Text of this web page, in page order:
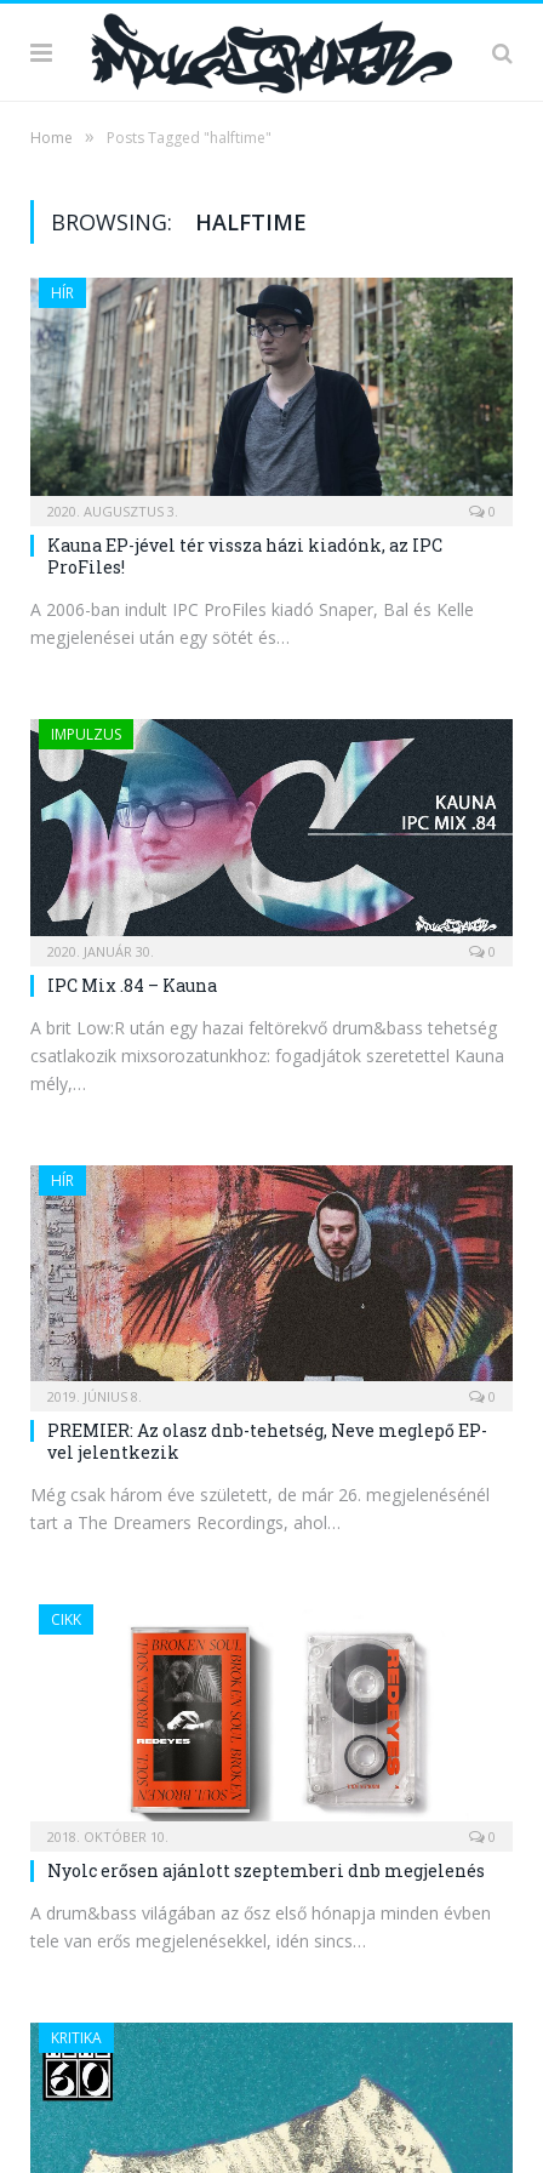
Home » Posts Tagged "halftime"
BROWSING: HALFTIME
HÍR
2020. AUGUSZTUS 3. 0
Kauna EP-jével tér vissza házi kiadónk, az IPC
ProFiles!
A 2006-ban indult IPC ProFiles kiadó Snaper, Bal és Kelle
megjelenései után egy sötét és…
IMPULZUS
2020. JANUÁR 30. 0
IPC Mix .84 – Kauna
A brit Low:R után egy hazai feltörekvő drum&bass tehetség
csatlakozik mixsorozatunkhoz: fogadjátok szeretettel Kauna
mély,…
HÍR
2019. JÚNIUS 8. 0
PREMIER: Az olasz dnb-tehetség, Neve meglepő EP-
vel jelentkezik
Még csak három éve született, de már 26. megjelenésénél
tart a The Dreamers Recordings, ahol…
CIKK
2018. OKTÓBER 10. 0
Nyolc erősen ajánlott szeptemberi dnb megjelenés
A drum&bass világában az ősz első hónapja minden évben
tele van erős megjelenésekkel, idén sincs…
KRITIKA